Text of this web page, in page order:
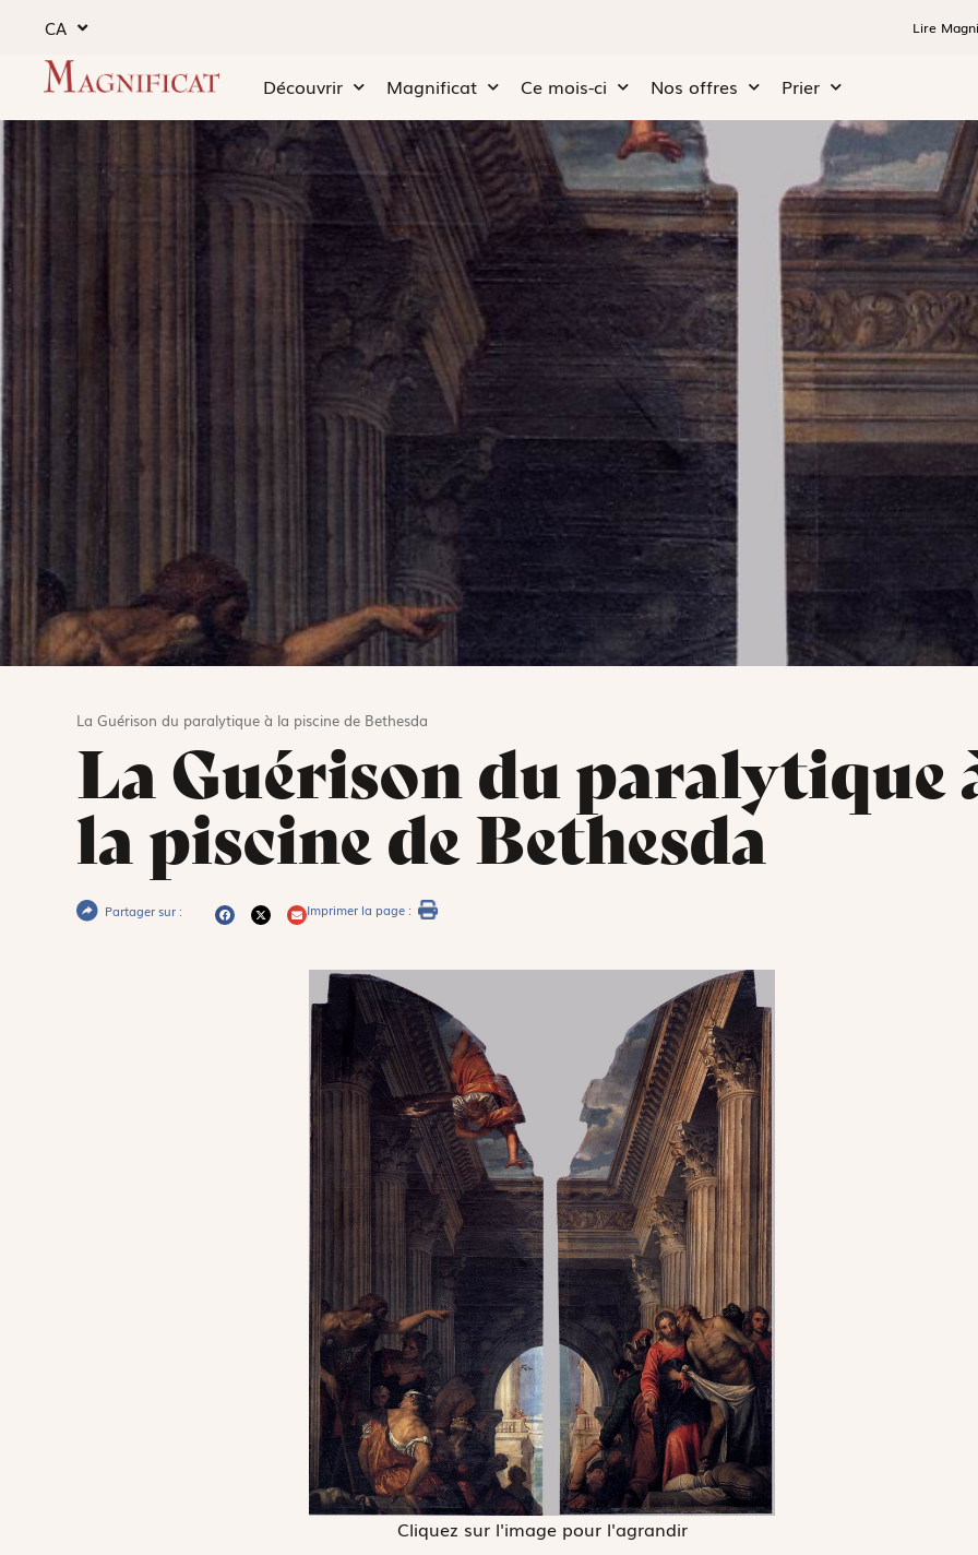
CA Lire
Découvrir Magnificat Ce mois-ci Nos offres Prier
La Guérison du paralytique à la piscine de Bethesda
La Guérison du paralytique
la piscine de Bethesda
Partager sur : Imprimer la page :
Cliquez sur l'image pour l'agrandir